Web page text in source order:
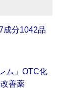
成分1042品
ム」OTC化
善薬